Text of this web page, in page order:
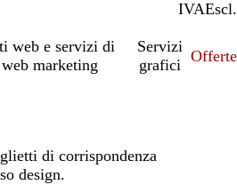
IVAIncl.
Escl.
web e servizi di
web marketing
Servizi
grafici
Offerte
di corrispondenza
design.